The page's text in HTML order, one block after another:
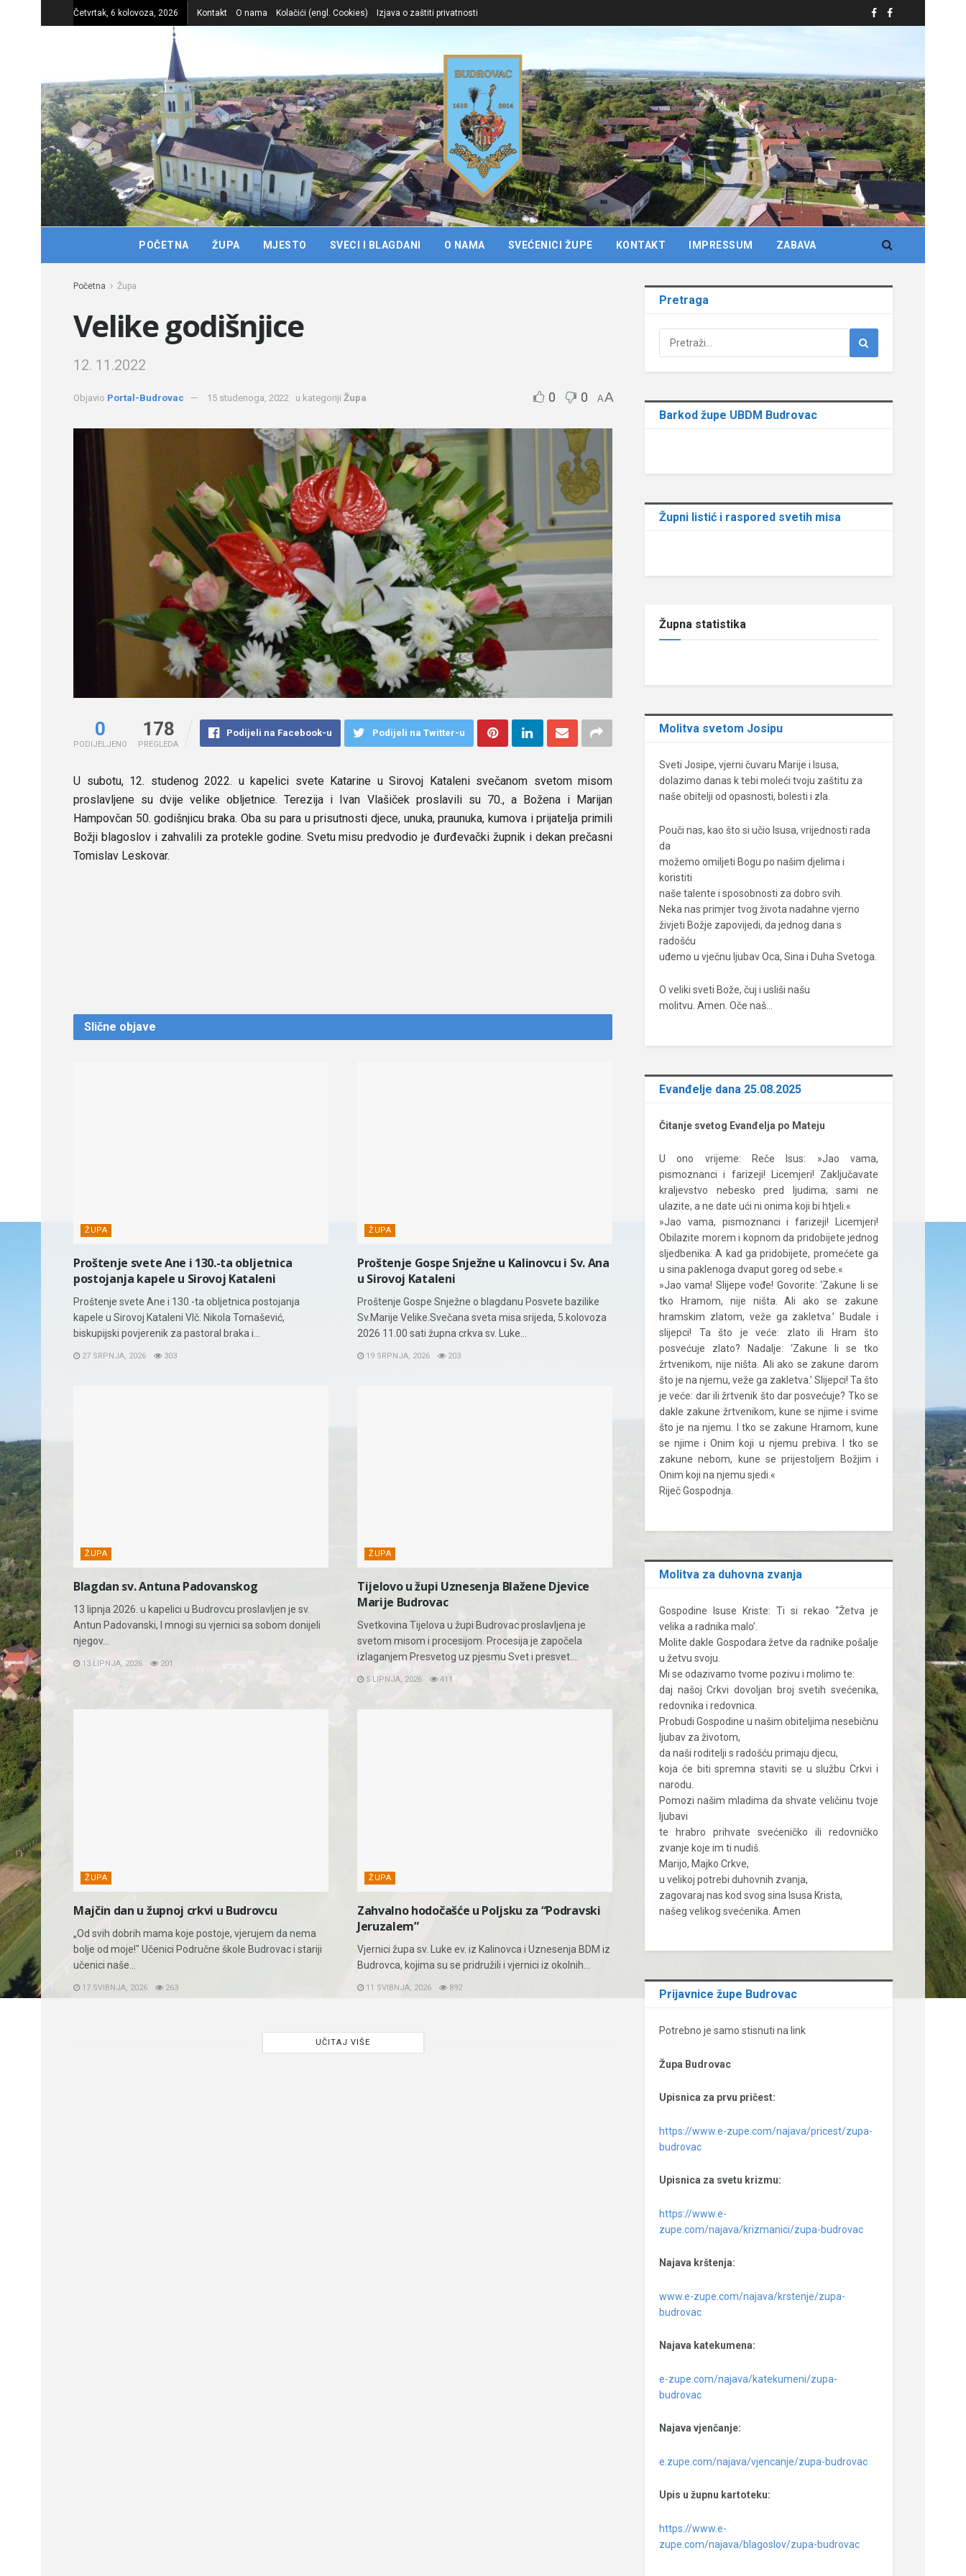
Četvrtak, 6 kolovoza, 2026 Kontakt O nama Kolačići (engl. Cookies) Izjava o zaštiti privatnosti
POČETNA ŽUPA MJESTO SVECI I BLAGDANI O NAMA SVEĆENICI ŽUPE KONTAKT IMPRESSUM ZABAVA
Početna Župa
Velike godišnjice
12. 11.2022
Objavio Portal-Budrovac 15 studenoga, 2022 u kategoriji Župa 0 0 AA
0
PODIJELJENO
178
PREGLEDA
Podijeli na Facebook-u Podijeli na Twitter-u
U subotu, 12. studenog 2022. u kapelici svete Katarine u Sirovoj Kataleni svečanom svetom misom
proslavljene su dvije velike obljetnice. Terezija i Ivan Vlašiček proslavili su 70., a Božena i Marijan
Hampovčan 50. godišnjicu braka. Oba su para u prisutnosti djece, unuka, praunuka, kumova i prijatelja primili
Božji blagoslov i zahvalili za protekle godine. Svetu misu predvodio je đurđevački župnik i dekan prečasni
Tomislav Leskovar.
Slične objave
ŽUPA
Proštenje svete Ane i 130.-ta obljetnica
postojanja kapele u Sirovoj Kataleni
Proštenje svete Ane i 130.-ta obljetnica postojanja
kapele u Sirovoj Kataleni Vlč. Nikola Tomašević,
biskupijski povjerenik za pastoral braka i...
27 SRPNJA, 2026 303
ŽUPA
Proštenje Gospe Snježne u Kalinovcu i Sv. Ana
u Sirovoj Kataleni
Proštenje Gospe Snježne o blagdanu Posvete bazilike
Sv.Marije Velike.Svečana sveta misa srijeda, 5.kolovoza
2026 11.00 sati župna crkva sv. Luke...
19 SRPNJA, 2026 203
ŽUPA
Blagdan sv. Antuna Padovanskog
13 lipnja 2026. u kapelici u Budrovcu proslavljen je sv.
Antun Padovanski, I mnogi su vjernici sa sobom donijeli
njegov...
13 LIPNJA, 2026 201
ŽUPA
Tijelovo u župi Uznesenja Blažene Djevice
Marije Budrovac
Svetkovina Tijelova u župi Budrovac proslavljena je
svetom misom i procesijom. Procesija je započela
izlaganjem Presvetog uz pjesmu Svet i presvet....
5 LIPNJA, 2026 411
ŽUPA
Majčin dan u župnoj crkvi u Budrovcu
„Od svih dobrih mama koje postoje, vjerujem da nema
bolje od moje!" Učenici Područne škole Budrovac i stariji
učenici naše...
17 SVIBNJA, 2026 263
ŽUPA
Zahvalno hodočašće u Poljsku za “Podravski
Jeruzalem”
Vjernici župa sv. Luke ev. iz Kalinovca i Uznesenja BDM iz
Budrovca, kojima su se pridružili i vjernici iz okolnih...
11 SVIBNJA, 2026 892
UČITAJ VIŠE
Pretraga
Barkod župe UBDM Budrovac
Župni listić i raspored svetih misa
Župna statistika
Molitva svetom Josipu
Sveti Josipe, vjerni čuvaru Marije i Isusa,
dolazimo danas k tebi moleći tvoju zaštitu za
naše obitelji od opasnosti, bolesti i zla.
Pouči nas, kao što si učio Isusa, vrijednosti rada
da
možemo omiljeti Bogu po našim djelima i
koristiti
naše talente i sposobnosti za dobro svih.
Neka nas primjer tvog života nadahne vjerno
živjeti Božje zapovijedi, da jednog dana s
radošću
uđemo u vječnu ljubav Oca, Sina i Duha Svetoga.
O veliki sveti Bože, čuj i usliši našu
molitvu. Amen. Oče naš…
Evanđelje dana 25.08.2025
Čitanje svetog Evanđelja po Mateju
U ono vrijeme: Reče Isus: »Jao vama,
pismoznanci i farizeji! Licemjeri! Zaključavate
kraljevstvo nebesko pred ljudima; sami ne
ulazite, a ne date ući ni onima koji bi htjeli.«
»Jao vama, pismoznanci i farizeji! Licemjeri!
Obilazite morem i kopnom da pridobijete jednog
sljedbenika. A kad ga pridobijete, promećete ga
u sina paklenoga dvaput goreg od sebe.«
»Jao vama! Slijepe vođe! Govorite: ‘Zakune li se
tko Hramom, nije ništa. Ali ako se zakune
hramskim zlatom, veže ga zakletva.’ Budale i
slijepci! Ta što je veće: zlato ili Hram što
posvećuje zlato? Nadalje: ‘Zakune li se tko
žrtvenikom, nije ništa. Ali ako se zakune darom
što je na njemu, veže ga zakletva.’ Slijepci! Ta što
je veće: dar ili žrtvenik što dar posvećuje? Tko se
dakle zakune žrtvenikom, kune se njime i svime
što je na njemu. I tko se zakune Hramom, kune
se njime i Onim koji u njemu prebiva. I tko se
zakune nebom, kune se prijestoljem Božjim i
Onim koji na njemu sjedi.«
Riječ Gospodnja.
Molitva za duhovna zvanja
Gospodine Isuse Kriste: Ti si rekao “Žetva je
velika a radnika malo’.
Molite dakle Gospodara žetve da radnike pošalje
u žetvu svoju.
Mi se odazivamo tvome pozivu i molimo te:
daj našoj Crkvi dovoljan broj svetih svećenika,
redovnika i redovnica.
Probudi Gospodine u našim obiteljima nesebičnu
ljubav za životom,
da naši roditelji s radošću primaju djecu,
koja će biti spremna staviti se u službu Crkvi i
narodu.
Pomozi našim mladima da shvate veličinu tvoje
ljubavi
te hrabro prihvate svećeničko ili redovničko
zvanje koje im ti nudiš.
Marijo, Majko Crkve,
u velikoj potrebi duhovnih zvanja,
zagovaraj nas kod svog sina Isusa Krista,
našeg velikog svećenika. Amen
Prijavnice župe Budrovac
Potrebno je samo stisnuti na link
Župa Budrovac
Upisnica za prvu pričest:
https://www.e-zupe.com/najava/pricest/zupa-
budrovac
Upisnica za svetu krizmu:
https://www.e-
zupe.com/najava/krizmanici/zupa-budrovac
Najava krštenja:
www.e-zupe.com/najava/krstenje/zupa-
budrovac
Najava katekumena:
e-zupe.com/najava/katekumeni/zupa-
budrovac
Najava vjenčanje:
e.zupe.com/najava/vjencanje/zupa-budrovac
Upis u župnu kartoteku:
https://www.e-
zupe.com/najava/blagoslov/zupa-budrovac